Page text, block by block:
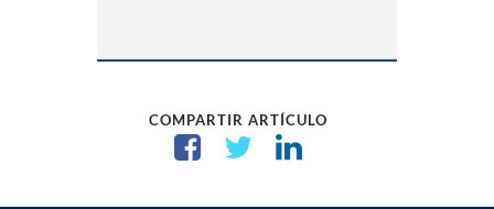
COMPARTIR ARTÍCULO